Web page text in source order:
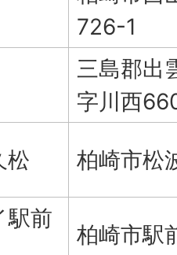
726-1
三島郡出
字川西
松 柏崎市松
駅前
柏崎市駅